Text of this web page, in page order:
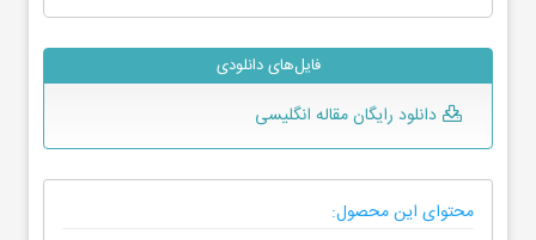
فایل‌های دانلودی
دانلود رایگان مقاله انگلیسی
محتوای این محصول: